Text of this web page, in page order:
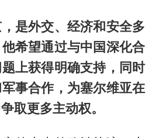
是外交、经济和安全多
希望通过与中国深化合
上获得明确支持，同时
事合作，为塞尔维亚在
取更多主动权。